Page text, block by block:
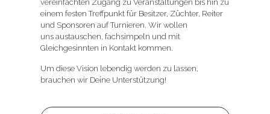
vereinfachten Zugang zu Veranstaltungen bis hin zu
einem festen Treffpunkt für Besitzer, Züchter, Reiter
und Sponsoren auf Turnieren. Wir wollen
uns austauschen, fachsimpeln und mit
Gleichgesinnten in Kontakt kommen.
Um diese Vision lebendig werden zu lassen,
brauchen wir Deine Unterstützung!